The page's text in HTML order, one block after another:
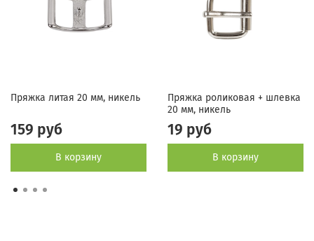
Пряжка литая 20 мм, никель
159 руб
В корзину
Пряжка роликовая + шлевка
20 мм, никель
19 руб
В корзину